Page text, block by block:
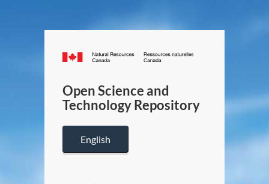
Canada.ca
/
Canada
Open Science and
Technology Repository
English